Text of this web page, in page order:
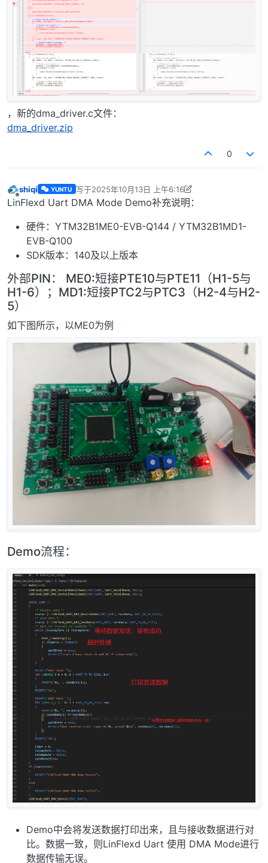
，新的dma_driver.c文件：
dma_driver.zip
0
离线
shiqi YUNTU 写于2025年10月13日 上午6:16
最后由 shiqi 编辑2025年10月13日 下午3:06
LinFlexd Uart DMA Mode Demo补充说明：
硬件：YTM32B1ME0-EVB-Q144 / YTM32B1MD1-
EVB-Q100
SDK版本：140及以上版本
外部PIN： ME0:短接PTE10与PTE11（H1-5与
H1-6）；MD1:短接PTC2与PTC3（H2-4与H2-
5）
如下图所示，以ME0为例
Demo流程：
Demo中会将发送数据打印出来，且与接收数据进行对
比。数据一致，则LinFlexd Uart 使用 DMA Mode进行
数据传输无误。